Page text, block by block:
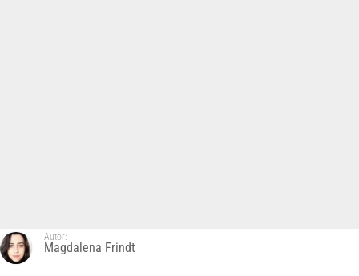
Autor:
Magdalena Frindt